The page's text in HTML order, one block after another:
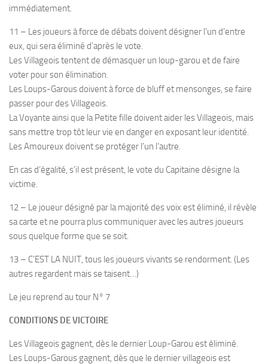
immédiatement.
11 – Les joueurs à force de débats doivent désigner l’un d’entre
eux, qui sera éliminé d’après le vote.
Les Villageois tentent de démasquer un loup-garou et de faire
voter pour son élimination.
Les Loups-Garous doivent à force de bluff et mensonges, se faire
passer pour des Villageois.
La Voyante ainsi que la Petite fille doivent aider les Villageois, mais
sans mettre trop tôt leur vie en danger en exposant leur identité.
Les Amoureux doivent se protéger l’un l’autre.
En cas d’égalité, s’il est présent, le vote du Capitaine désigne la
victime.
12 – Le joueur désigné par la majorité des voix est éliminé, il révèle
sa carte et ne pourra plus communiquer avec les autres joueurs
sous quelque forme que se soit.
13 – C’EST LA NUIT, tous les joueurs vivants se rendorment. (Les
autres regardent mais se taisent…)
Le jeu reprend au tour N° 7
CONDITIONS DE VICTOIRE
Les Villageois gagnent, dès le dernier Loup-Garou est éliminé.
Les Loups-Garous gagnent, dès que le dernier villageois est